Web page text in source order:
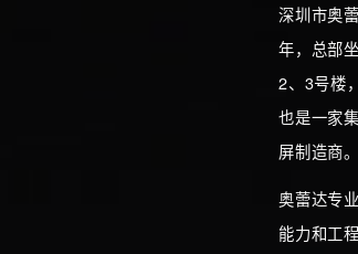
深圳市奥
年，总部
2、3号楼
也是一家
屏制造商。
奥蕾达专
能力和工